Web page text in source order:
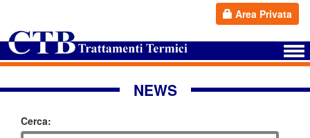
Area Privata
NEWS
Cerca: